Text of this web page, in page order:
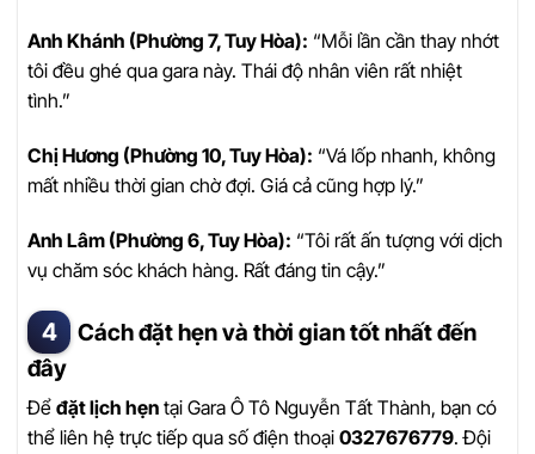
Anh Khánh (Phường 7, Tuy Hòa): “Mỗi lần cần thay nhớt
tôi đều ghé qua gara này. Thái độ nhân viên rất nhiệt
tình.”
Chị Hương (Phường 10, Tuy Hòa): “Vá lốp nhanh, không
mất nhiều thời gian chờ đợi. Giá cả cũng hợp lý.”
Anh Lâm (Phường 6, Tuy Hòa): “Tôi rất ấn tượng với dịch
vụ chăm sóc khách hàng. Rất đáng tin cậy.”
Cách đặt hẹn và thời gian tốt nhất đến
đây
Để đặt lịch hẹn tại Gara Ô Tô Nguyễn Tất Thành, bạn có
thể liên hệ trực tiếp qua số điện thoại 0327676779. Đội